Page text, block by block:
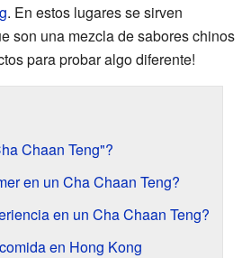
. En estos lugares se sirven
son una mezcla de sabores chinos
para probar algo diferente!
Chaan Teng"?
en un Cha Chaan Teng?
en un Cha Chaan Teng?
en Hong Kong